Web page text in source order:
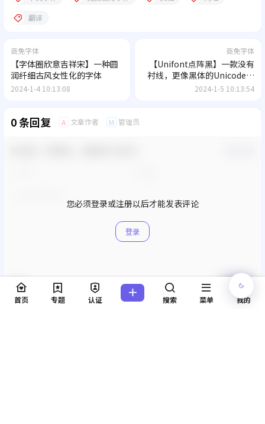
翻译
商免字体
【字体圈欣意吉祥宋】一种圆
润纤细古风女性化的字体
2024-1-4 10:13:08
商免字体
【Unifont点阵黑】一款没有
衬线，更像黑体的Unicode字
体
2024-1-5 10:13:54
0 条回复 A 文章作者 M 管理员
您必须登录或注册以后才能发表评论
登录
提交
首页 专题 认证 搜索 菜单 我的